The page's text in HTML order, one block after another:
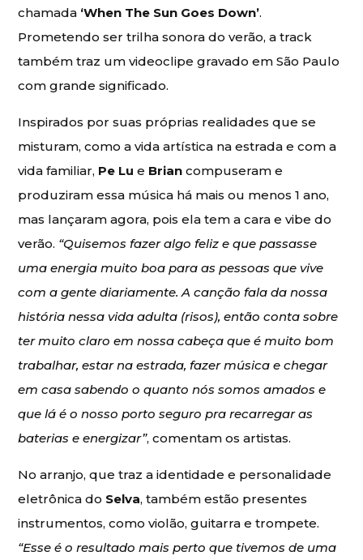
chamada ‘When The Sun Goes Down’.
Prometendo ser trilha sonora do verão, a track
também traz um videoclipe gravado em São Paulo
com grande significado.
Inspirados por suas próprias realidades que se
misturam, como a vida artística na estrada e com a
vida familiar, Pe Lu e Brian compuseram e
produziram essa música há mais ou menos 1 ano,
mas lançaram agora, pois ela tem a cara e vibe do
verão. “Quisemos fazer algo feliz e que passasse
uma energia muito boa para as pessoas que vive
com a gente diariamente. A canção fala da nossa
história nessa vida adulta (risos), então conta sobre
ter muito claro em nossa cabeça que é muito bom
trabalhar, estar na estrada, fazer música e chegar
em casa sabendo o quanto nós somos amados e
que lá é o nosso porto seguro pra recarregar as
baterias e energizar”, comentam os artistas.
No arranjo, que traz a identidade e personalidade
eletrônica do Selva, também estão presentes
instrumentos, como violão, guitarra e trompete.
“Esse é o resultado mais perto que tivemos de uma